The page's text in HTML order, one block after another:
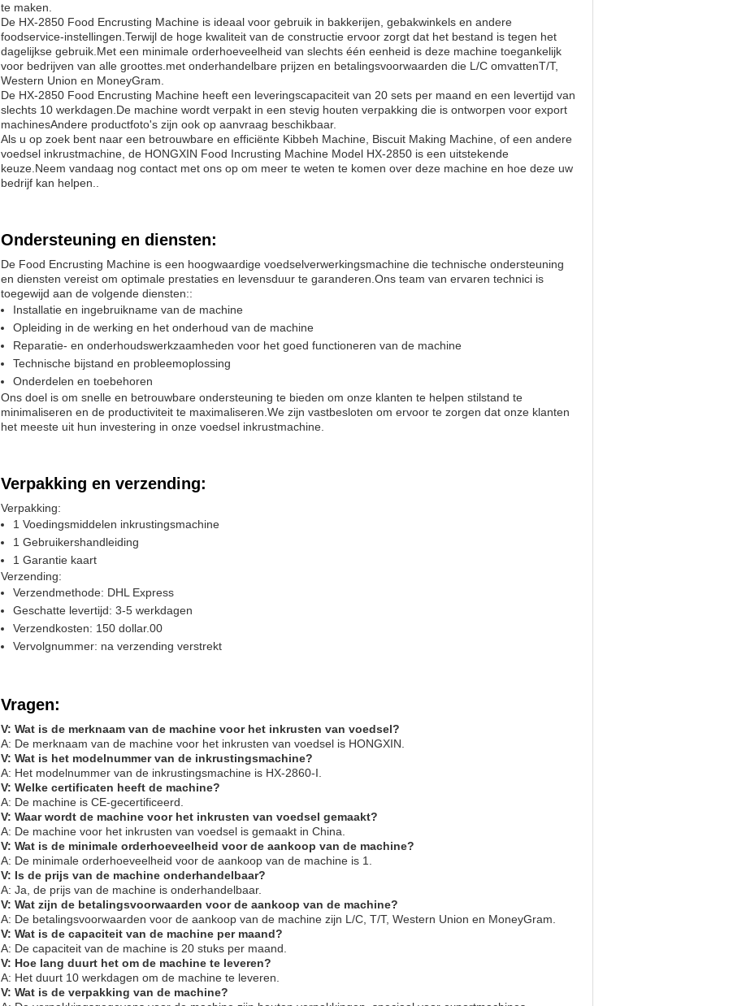
te maken.
De HX-2850 Food Encrusting Machine is ideaal voor gebruik in bakkerijen, gebakwinkels en andere
foodservice-instellingen.Terwijl de hoge kwaliteit van de constructie ervoor zorgt dat het bestand is tegen het
dagelijkse gebruik.Met een minimale orderhoeveelheid van slechts één eenheid is deze machine toegankelijk
voor bedrijven van alle groottes.met onderhandelbare prijzen en betalingsvoorwaarden die L/C omvattenT/T,
Western Union en MoneyGram.
De HX-2850 Food Encrusting Machine heeft een leveringscapaciteit van 20 sets per maand en een levertijd van
slechts 10 werkdagen.De machine wordt verpakt in een stevig houten verpakking die is ontworpen voor export
machinesAndere productfoto's zijn ook op aanvraag beschikbaar.
Als u op zoek bent naar een betrouwbare en efficiënte Kibbeh Machine, Biscuit Making Machine, of een andere
voedsel inkrustmachine, de HONGXIN Food Incrusting Machine Model HX-2850 is een uitstekende
keuze.Neem vandaag nog contact met ons op om meer te weten te komen over deze machine en hoe deze uw
bedrijf kan helpen..
Ondersteuning en diensten:
De Food Encrusting Machine is een hoogwaardige voedselverwerkingsmachine die technische ondersteuning
en diensten vereist om optimale prestaties en levensduur te garanderen.Ons team van ervaren technici is
toegewijd aan de volgende diensten::
Installatie en ingebruikname van de machine
Opleiding in de werking en het onderhoud van de machine
Reparatie- en onderhoudswerkzaamheden voor het goed functioneren van de machine
Technische bijstand en probleemoplossing
Onderdelen en toebehoren
Ons doel is om snelle en betrouwbare ondersteuning te bieden om onze klanten te helpen stilstand te
minimaliseren en de productiviteit te maximaliseren.We zijn vastbesloten om ervoor te zorgen dat onze klanten
het meeste uit hun investering in onze voedsel inkrustmachine.
Verpakking en verzending:
Verpakking:
1 Voedingsmiddelen inkrustingsmachine
1 Gebruikershandleiding
1 Garantie kaart
Verzending:
Verzendmethode: DHL Express
Geschatte levertijd: 3-5 werkdagen
Verzendkosten: 150 dollar.00
Vervolgnummer: na verzending verstrekt
Vragen:
V: Wat is de merknaam van de machine voor het inkrusten van voedsel?
A: De merknaam van de machine voor het inkrusten van voedsel is HONGXIN.
V: Wat is het modelnummer van de inkrustingsmachine?
A: Het modelnummer van de inkrustingsmachine is HX-2860-I.
V: Welke certificaten heeft de machine?
A: De machine is CE-gecertificeerd.
V: Waar wordt de machine voor het inkrusten van voedsel gemaakt?
A: De machine voor het inkrusten van voedsel is gemaakt in China.
V: Wat is de minimale orderhoeveelheid voor de aankoop van de machine?
A: De minimale orderhoeveelheid voor de aankoop van de machine is 1.
V: Is de prijs van de machine onderhandelbaar?
A: Ja, de prijs van de machine is onderhandelbaar.
V: Wat zijn de betalingsvoorwaarden voor de aankoop van de machine?
A: De betalingsvoorwaarden voor de aankoop van de machine zijn L/C, T/T, Western Union en MoneyGram.
V: Wat is de capaciteit van de machine per maand?
A: De capaciteit van de machine is 20 stuks per maand.
V: Hoe lang duurt het om de machine te leveren?
A: Het duurt 10 werkdagen om de machine te leveren.
V: Wat is de verpakking van de machine?